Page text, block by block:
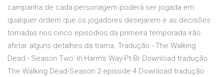
campanha de cada personagem poderá ser jogada em
qualquer ordem que os jogadores desejarem e as decisões
tomadas nos cinco episódios da primeira temporada irão
afetar alguns detalhes da trama. Tradução - The Walking
Dead - Season Two: In Harm's Way-Pt-Br Download tradução
The Walking Dead-Season 2 episode 4 Download tradução